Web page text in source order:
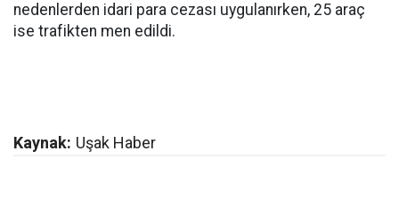
nedenlerden idari para cezası uygulanırken, 25 araç
ise trafikten men edildi.
Kaynak: Uşak Haber